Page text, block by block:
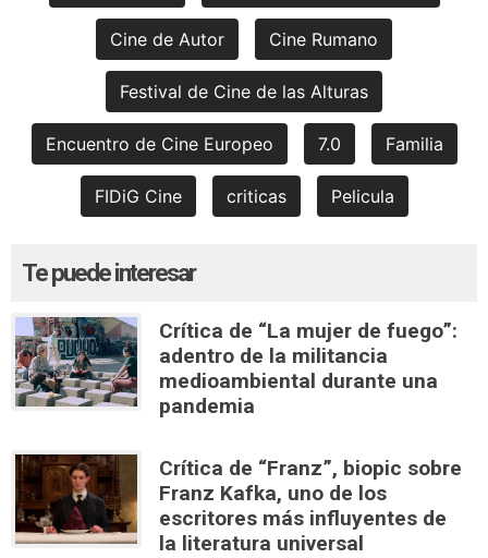
Cine de Autor Cine Rumano
Festival de Cine de las Alturas
Encuentro de Cine Europeo 7.0 Familia
FIDiG Cine criticas Pelicula
Te puede interesar
Crítica de “La mujer de fuego”:
adentro de la militancia
medioambiental durante una
pandemia
Crítica de “Franz”, biopic sobre
Franz Kafka, uno de los
escritores más influyentes de
la literatura universal